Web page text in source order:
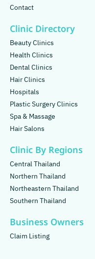
Contact
Clinic Directory
Beauty Clinics
Health Clinics
Dental Clinics
Hair Clinics
Hospitals
Plastic Surgery Clinics
Spa & Massage
Hair Salons
Clinic By Regions
Central Thailand
Northern Thailand
Northeastern Thailand
Southern Thailand
Business Owners
Claim Listing